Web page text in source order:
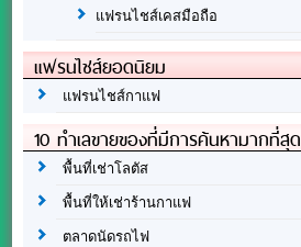
แฟรนไชส์เคสมือถือ
แฟรนไชส์ยอดนิยม
แฟรนไชส์กาแฟ
10 ทำเลขายของที่มีการค้นหามากที่สุด
พื้นที่เช่าโลตัส
พื้นที่ให้เช่าร้านกาแฟ
ตลาดนัดรถไฟ